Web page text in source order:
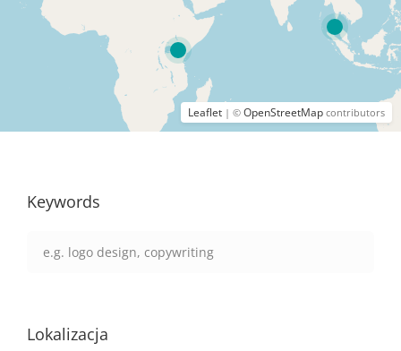
Leaflet | © OpenStreetMap contributors
Keywords
Lokalizacja